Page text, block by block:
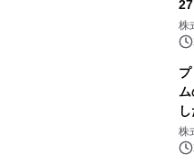
跡
株
始
株